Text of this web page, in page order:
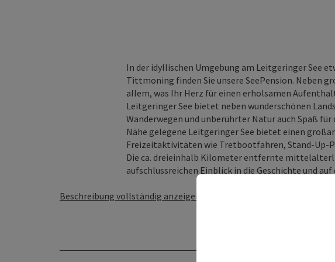
In der idyllischen Umgebung am Leitgeringer See
Tittmoning finden Sie unsere SeePension. Neben
allem, was Ihr Herz für einen erholsamen
Leitgeringer See bietet neben wunderschönen
Wanderwegen und unberührter Natur auch Spaß
Nähe gelegene Leitgeringer See bietet einen
Freizeitaktivitäten wie Tretbootfahren, Stand-Up-
Die ca. dreieinhalb Kilometer entfernte
aufschlussreichen Einblick in die Geschichte und auf
Beschreibung vollständig anzeigen